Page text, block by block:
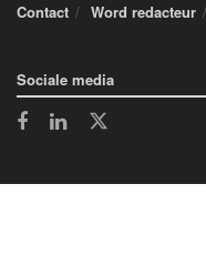
Contact
Word redacteur
Sociale media